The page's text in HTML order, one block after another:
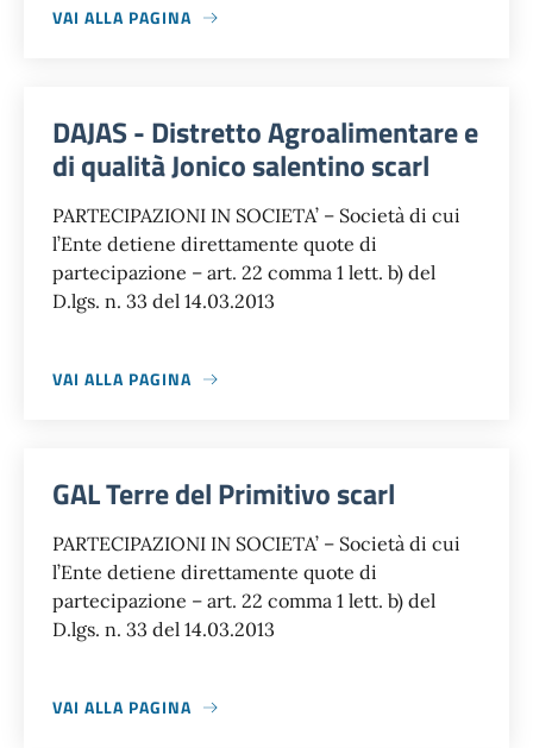
VAI ALLA PAGINA
DAJAS - Distretto Agroalimentare e
di qualità Jonico salentino scarl
PARTECIPAZIONI IN SOCIETA’ – Società di cui
l’Ente detiene direttamente quote di
partecipazione – art. 22 comma 1 lett. b) del
D.lgs. n. 33 del 14.03.2013
VAI ALLA PAGINA
GAL Terre del Primitivo scarl
PARTECIPAZIONI IN SOCIETA’ – Società di cui
l’Ente detiene direttamente quote di
partecipazione – art. 22 comma 1 lett. b) del
D.lgs. n. 33 del 14.03.2013
VAI ALLA PAGINA